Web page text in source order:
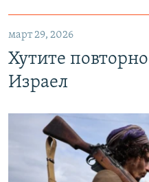
март 29, 2026
Хутите
Израел